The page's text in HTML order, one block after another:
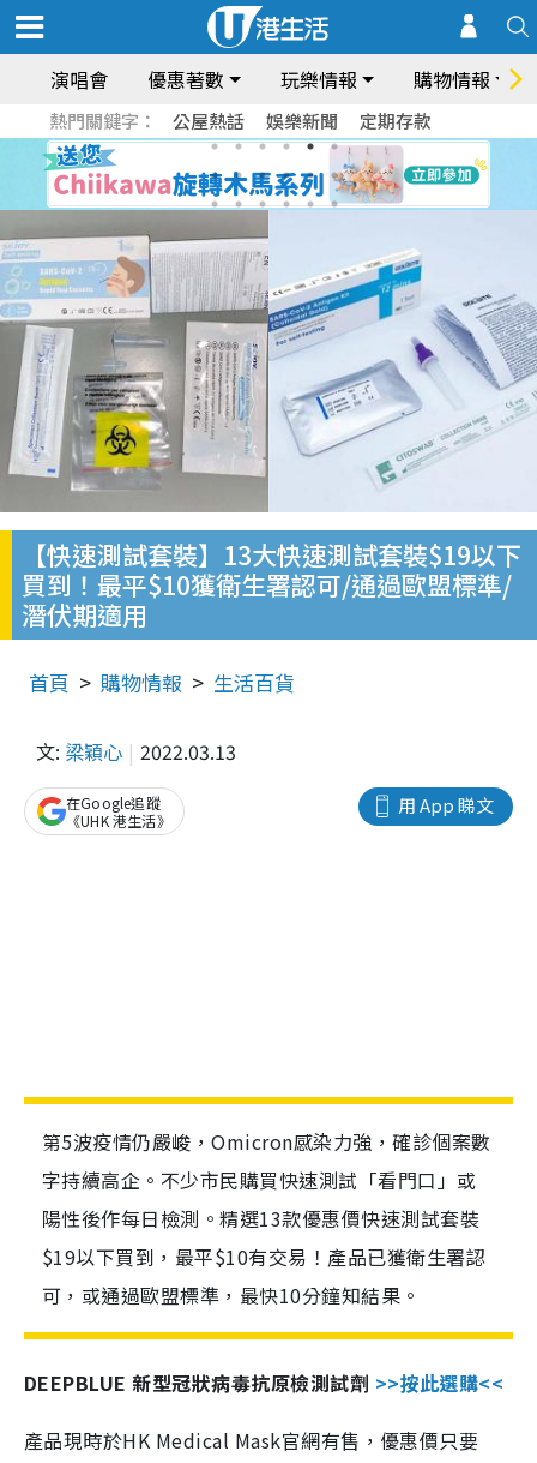
演唱會 優惠著數 玩樂情報 購物情報
熱門關鍵字： 公屋熱話 娛樂新聞 定期存款
【快速測試套裝】13大快速測試套裝$19以下
買到！最平$10獲衛生署認可/通過歐盟標準/
潛伏期適用
首頁 購物情報 生活百貨
文: 梁穎心 2022.03.13
用 App 睇文
在Google追蹤
《UHK 港生活》
第5波疫情仍嚴峻，Omicron感染力強，確診個案數
字持續高企。不少市民購買快速測試「看門口」或
陽性後作每日檢測。精選13款優惠價快速測試套裝
$19以下買到，最平$10有交易！產品已獲衛生署認
可，或通過歐盟標準，最快10分鐘知結果。
DEEPBLUE 新型冠狀病毒抗原檢測試劑 >>按此選購<<
產品現時於HK Medical Mask官網有售，優惠價只要